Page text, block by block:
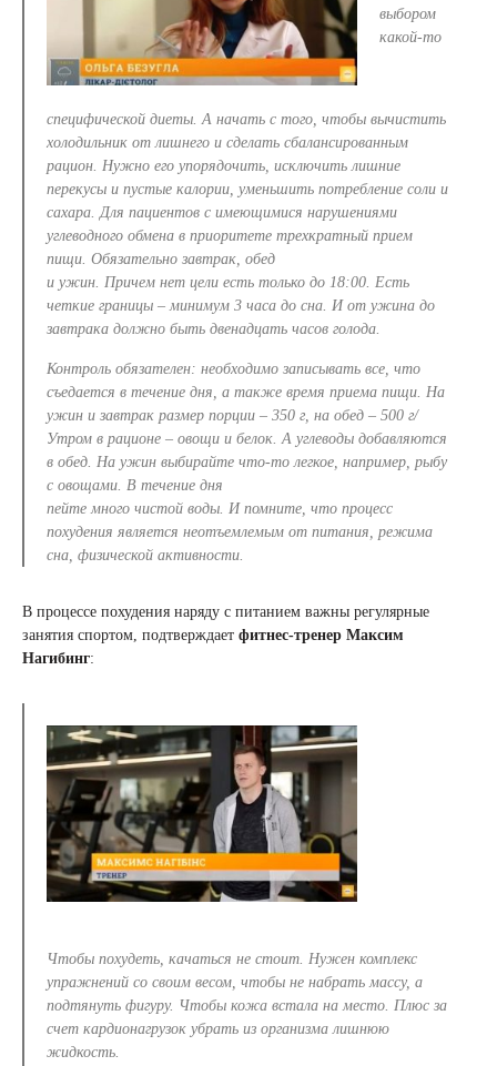
выбором
какой-то
специфической диеты. А начать с того, чтобы вычистить
холодильник от лишнего и сделать сбалансированным
рацион. Нужно его упорядочить, исключить лишние
перекусы и пустые калории, уменьшить потребление соли и
сахара. Для пациентов с имеющимися нарушениями
углеводного обмена в приоритете трехкратный прием
пищи. Обязательно завтрак, обед
и ужин. Причем нет цели есть только до 18:00. Есть
четкие границы – минимум 3 часа до сна. И от ужина до
завтрака должно быть двенадцать часов голода.
Контроль обязателен: необходимо записывать все, что
съедается в течение дня, а также время приема пищи. На
ужин и завтрак размер порции – 350 г, на обед – 500 г/
Утром в рационе – овощи и белок. А углеводы добавляются
в обед. На ужин выбирайте что-то легкое, например, рыбу
с овощами. В течение дня
пейте много чистой воды. И помните, что процесс
похудения является неотъемлемым от питания, режима
сна, физической активности.
В процессе похудения наряду с питанием важны регулярные
занятия спортом, подтверждает фитнес-тренер Максим
Нагибинг:
Чтобы похудеть, качаться не стоит. Нужен комплекс
упражнений со своим весом, чтобы не набрать массу, а
подтянуть фигуру. Чтобы кожа встала на место. Плюс за
счет кардионагрузок убрать из организма лишнюю
жидкость.